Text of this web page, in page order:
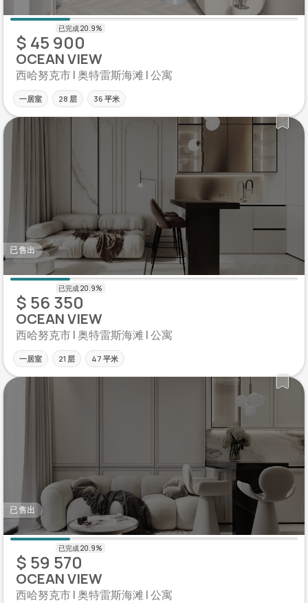
$ 45 900
OCEAN VIEW
西哈努克市 | 奥特雷斯海滩 | 公寓
一居室 28 层 36 平米
已售出
$ 56 350
OCEAN VIEW
西哈努克市 | 奥特雷斯海滩 | 公寓
一居室 21 层 47 平米
已售出
$ 59 570
OCEAN VIEW
西哈努克市 | 奥特雷斯海滩 | 公寓